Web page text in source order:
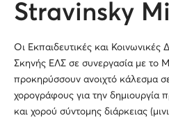
Stravinsky
Οι Εκπαιδευτικές και Κοινωνικές
Σκηνής ΕΛΣ σε συνεργασία με το
προκηρύσσουν ανοιχτό κάλεσμα
χορογράφους για την
και χορού σύντομης διάρκειας